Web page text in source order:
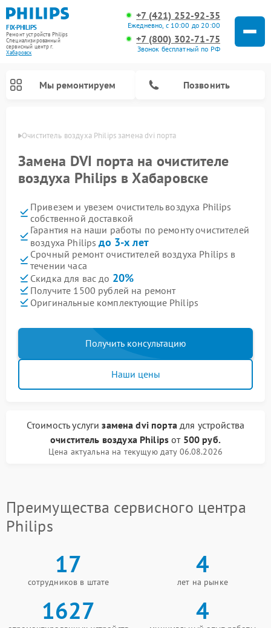
FIX-PHILIPS
Ремонт устройств Philips
Специализированный
cервисный центр г.
Хабаровск
+7 (421) 252-92-35
Ежедневно, с 10:00 до 20:00
+7 (800) 302-71-75
Звонок бесплатный по РФ
Мы ремонтируем Позвонить
Очиститель воздуха Philips замена dvi порта
Замена DVI порта на очистителе
воздуха Philips в Хабаровске
Привезем и увезем очиститель воздуха Philips
собственной доставкой
Гарантия на наши работы по ремонту очистителей
воздуха Philipsдо 3-х лет
Срочный ремонт очистителей воздуха Philips в
течении часа
Скидка для вас до 20%
Получите 1500 рублей на ремонт
Оригинальные комплектующие Philips
Получить консультацию
Наши цены
Стоимость услугизамена dvi портадля устройства
очиститель воздуха Philips от 500 руб.
Цена актуальна на текущую дату 06.08.2026
Преимущества сервисного центра
Philips
17
сотрудников в штате
4
лет на рынке
1627 4